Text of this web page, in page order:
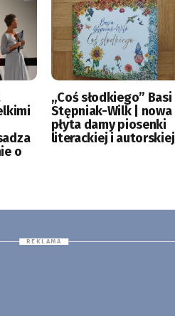
o
„Coś słodkiego” Basi
Stępniak-Wilk | nowa
płyta damy piosenki
literackiej i autorskiej